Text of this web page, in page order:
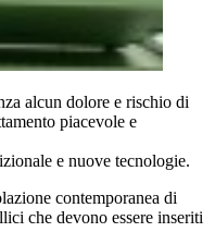
alcun dolore e rischio di
piacevole e
e nuove tecnologie.
contemporanea di
che devono essere inseriti